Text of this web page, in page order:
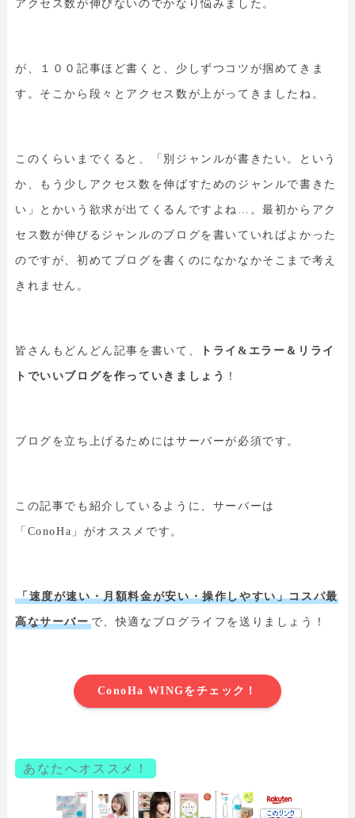
アクセス数が伸びないのでかなり悩みました。
が、１００記事ほど書くと、少しずつコツが掴めてきま
す。そこから段々とアクセス数が上がってきましたね。
このくらいまでくると、「別ジャンルが書きたい。という
か、もう少しアクセス数を伸ばすためのジャンルで書きた
い」とかいう欲求が出てくるんですよね…。最初からアク
セス数が伸びるジャンルのブログを書いていればよかった
のですが、初めてブログを書くのになかなかそこまで考え
きれません。
皆さんもどんどん記事を書いて、 トライ&エラー＆リライ
トでいいブログを作っていきましょう ！
ブログを立ち上げるためにはサーバーが必須です。
この記事でも紹介しているように、サーバーは
「ConoHa」がオススメです。
「速度が速い・月額料金が安い・操作しやすい」コスパ最
高なサーバーで、快適なブログライフを送りましょう！
ConoHa WINGをチェック！
あなたへオススメ！